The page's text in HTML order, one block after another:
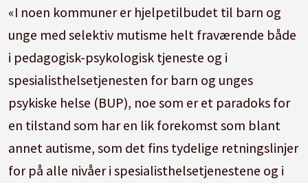
«I noen kommuner er hjelpetilbudet til barn og
unge med selektiv mutisme helt fraværende både
i pedagogisk-psykologisk tjeneste og i
spesialisthelsetjenesten for barn og unges
psykiske helse (BUP), noe som er et paradoks for
en tilstand som har en lik forekomst som blant
annet autisme, som det fins tydelige retningslinjer
for på alle nivåer i spesialisthelsetjenestene og i